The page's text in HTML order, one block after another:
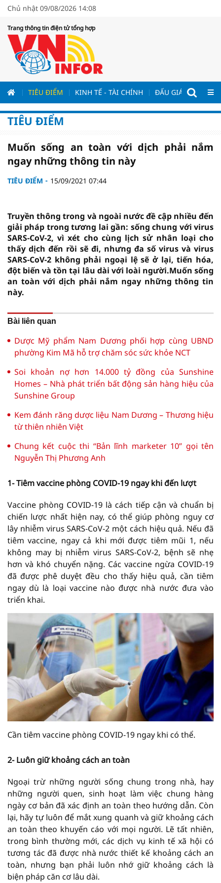
Chủ nhật 09/08/2026 14:08
Trang thông tin điện tử tổng hợp
TIÊU ĐIỂM KINH TẾ - TÀI CHÍNH ĐẤU GIÁ - ĐẤU
TIÊU ĐIỂM
Muốn sống an toàn với dịch phải nắm
ngay những thông tin này
TIÊU ĐIỂM 15/09/2021 07:44
Truyền thông trong và ngoài nước đề cập nhiều đến
giải pháp trong tương lai gần: sống chung với virus
SARS-CoV-2, vì xét cho cùng lịch sử nhân loại cho
thấy dịch đến rồi sẽ đi, nhưng đa số virus và virus
SARS-CoV-2 không phải ngoại lệ sẽ ở lại, tiến hóa,
đột biến và tồn tại lâu dài với loài người.Muốn sống
an toàn với dịch phải nắm ngay những thông tin
này.
Bài liên quan
Dược Mỹ phẩm Nam Dương phối hợp cùng UBND
phường Kim Mã hỗ trợ chăm sóc sức khỏe NCT
Soi khoản nợ hơn 14.000 tỷ đồng của Sunshine
Homes – Nhà phát triển bất động sản hàng hiệu của
Sunshine Group
Kem đánh răng dược liệu Nam Dương – Thương hiệu
từ thiên nhiên Việt
Chung kết cuộc thi “Bản lĩnh marketer 10” gọi tên
Nguyễn Thị Phương Anh
1- Tiêm vaccine phòng COVID-19 ngay khi đến lượt
Vaccine phòng COVID-19 là cách tiếp cận và chuẩn bị
chiến lược nhất hiện nay, có thể giúp phòng nguy cơ
lây nhiễm virus SARS-CoV-2 một cách hiệu quả. Nếu đã
tiêm vaccine, ngay cả khi mới được tiêm mũi 1, nếu
không may bị nhiễm virus SARS-CoV-2, bệnh sẽ nhẹ
hơn và khó chuyển nặng. Các vaccine ngừa COVID-19
đã được phê duyệt đều cho thấy hiệu quả, cần tiêm
ngay dù là loại vaccine nào được nhà nước đưa vào
triển khai.
Cần tiêm vaccine phòng COVID-19 ngay khi có thể.
2- Luôn giữ khoảng cách an toàn
Ngoại trừ những người sống chung trong nhà, hay
những người quen, sinh hoạt làm việc chung hàng
ngày cơ bản đã xác định an toàn theo hướng dẫn. Còn
lại, hãy tự luôn để mắt xung quanh và giữ khoảng cách
an toàn theo khuyến cáo với mọi người. Lẽ tất nhiên,
trong bình thường mới, các dịch vụ kinh tế xã hội có
tương tác đã được nhà nước thiết kế khoảng cách an
toàn, nhưng bạn phải luôn nhớ giữ khoảng cách là
biện pháp căn cơ lâu dài.